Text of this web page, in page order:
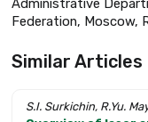
Administrative
Federation, Moscow,
Similar Articles
S.I. Surkichin, R.Yu.